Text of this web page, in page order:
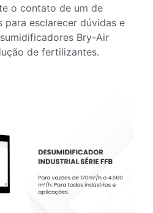
o contato de um de
para esclarecer dúvidas e
Bry-Air
de fertilizantes.